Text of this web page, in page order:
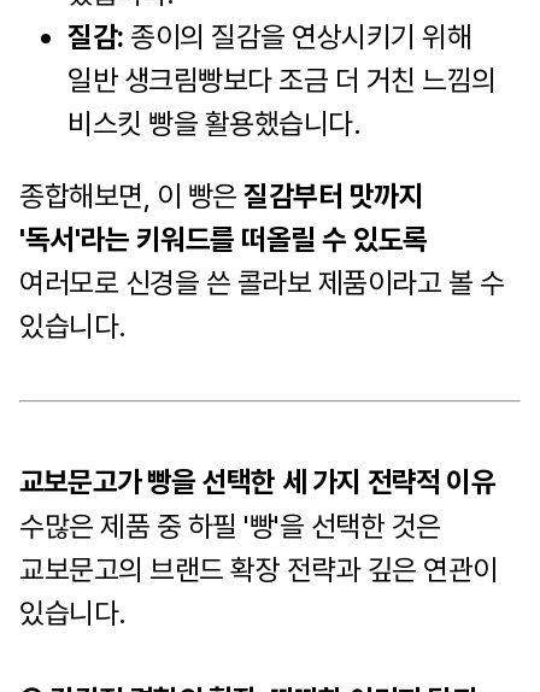
질감: 종이의 질감을 연상시키기 위해
일반 생크림빵보다 조금 더 거친 느낌의
비스킷 빵을 활용했습니다.
종합해보면, 이 빵은 질감부터 맛까지
'독서'라는 키워드를 떠올릴 수 있도록
여러모로 신경을 쓴 콜라보 제품이라고 볼 수
있습니다.
교보문고가 빵을 선택한 세 가지 전략적 이유
수많은 제품 중 하필 '빵'을 선택한 것은
교보문고의 브랜드 확장 전략과 깊은 연관이
있습니다.